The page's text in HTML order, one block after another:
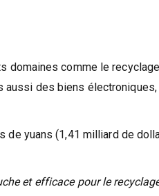
domaines comme le
aussi des biens électroniques,
yuans (1,41 milliard de
et efficace pour le